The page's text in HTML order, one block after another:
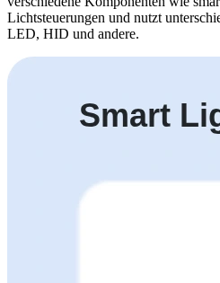
Lichtsteuerungen und nutzt
LED, HID und andere.